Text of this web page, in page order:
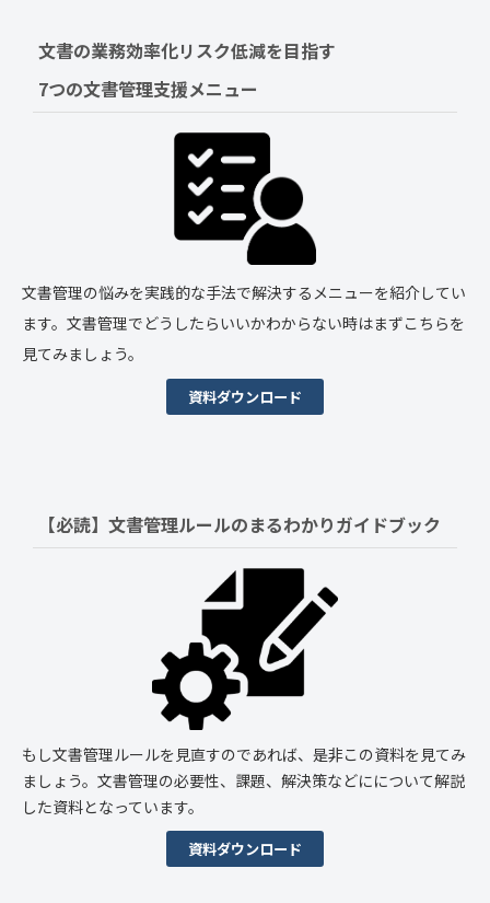
文書の業務効率化リスク低減を目指す
7つの文書管理支援メニュー
文書管理の悩みを実践的な手法で解決するメニューを紹介してい
ます。文書管理でどうしたらいいかわからない時はまずこちらを
見てみましょう。
資料ダウンロード
【必読】文書管理ルールのまるわかりガイドブック
もし文書管理ルールを見直すのであれば、是非この資料を見てみ
ましょう。文書管理の必要性、課題、解決策などにについて解説
した資料となっています。
資料ダウンロード